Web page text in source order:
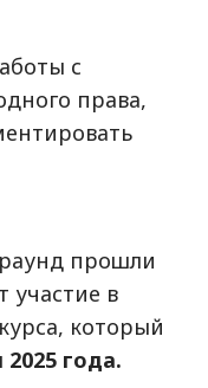
с
права,
прошли
участие в
который
2025 года.